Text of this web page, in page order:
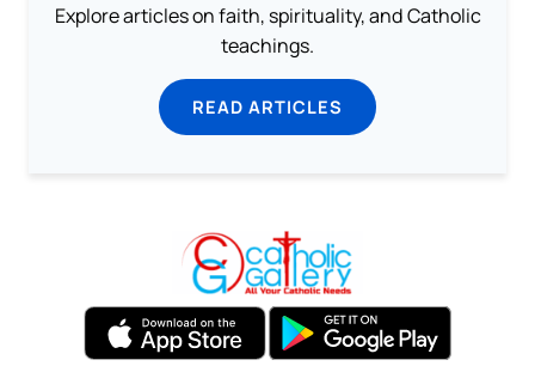
Explore articles on faith, spirituality, and Catholic
teachings.
READ ARTICLES